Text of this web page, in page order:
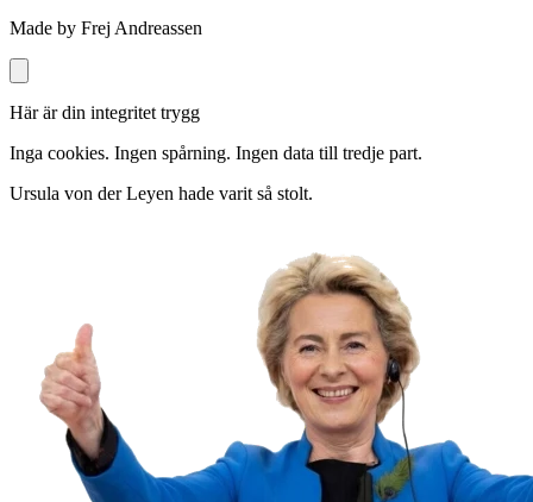
Made by Frej Andreassen
Här är din integritet trygg
Inga cookies. Ingen spårning. Ingen data till tredje part.
Ursula von der Leyen hade varit så stolt.